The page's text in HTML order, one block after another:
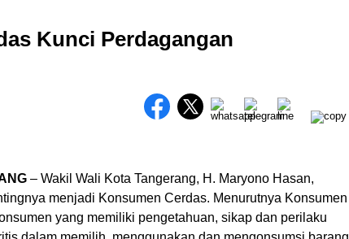
Kunci Perdagangan
– Wakil Wali Kota Tangerang, H. Maryono Hasan,
menjadi Konsumen Cerdas. Menurutnya Konsumen
yang memiliki pengetahuan, sikap dan perilaku